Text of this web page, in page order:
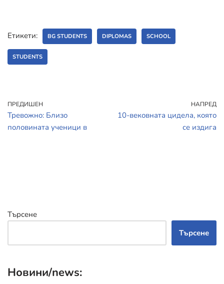
Етикети: BG STUDENTS DIPLOMAS SCHOOL
STUDENTS
ПРЕДИШЕН
Тревожно: Близо
половината ученици в
НАПРЕД
10-вековната цидела, която
се издига
Търсене
Търсене
Новини/news: